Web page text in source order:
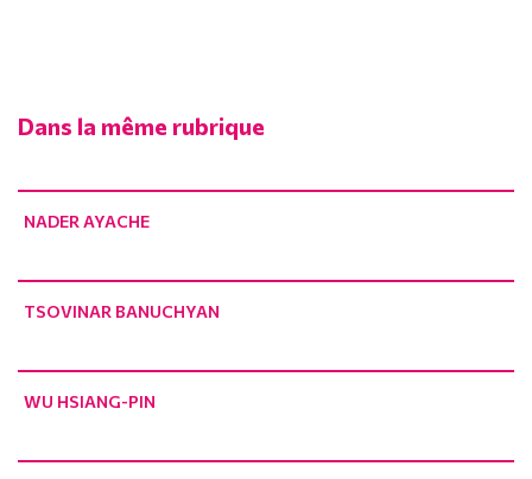
Dans la même rubrique
NADER AYACHE
TSOVINAR BANUCHYAN
WU HSIANG-PIN